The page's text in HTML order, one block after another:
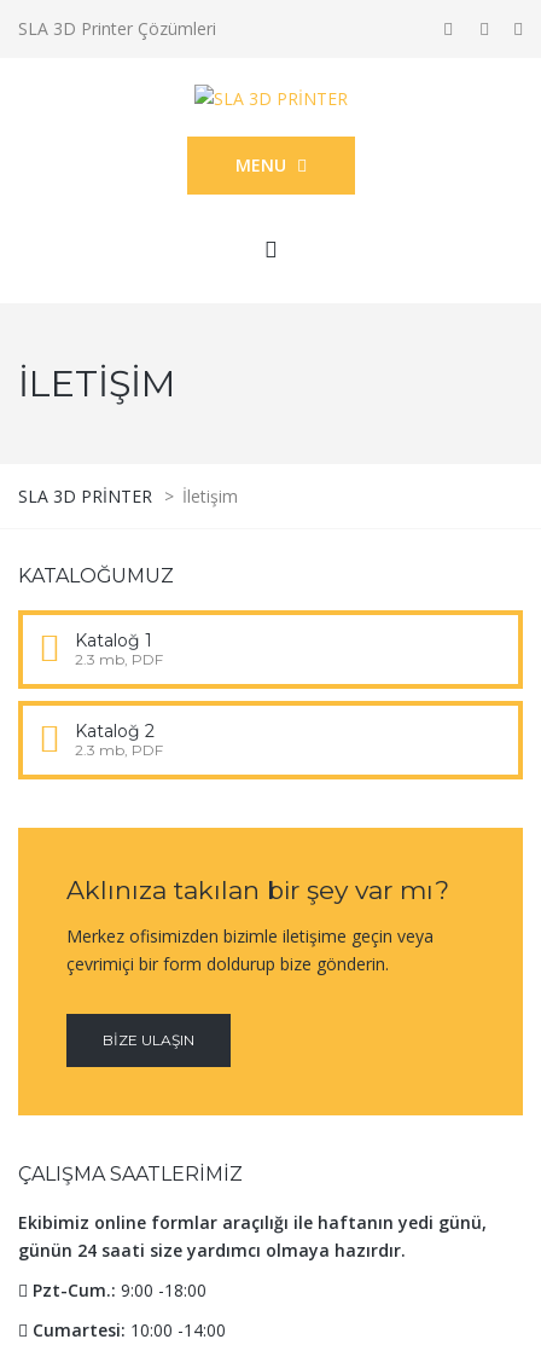
SLA 3D Printer Çözümleri
MENU
İLETIŞIM
SLA 3D PRİNTER > İletişim
KATALOĞUMUZ
Kataloğ 1
2.3 mb, PDF
Kataloğ 2
2.3 mb, PDF
Aklınıza takılan bir şey var mı?
Merkez ofisimizden bizimle iletişime geçin veya
çevrimiçi bir form doldurup bize gönderin.
BIZE ULAŞIN
ÇALIŞMA SAATLERIMIZ
Ekibimiz online formlar araçılığı ile haftanın yedi günü,
günün 24 saati size yardımcı olmaya hazırdır.
Pzt-Cum.: 9:00 -18:00
Cumartesi: 10:00 -14:00